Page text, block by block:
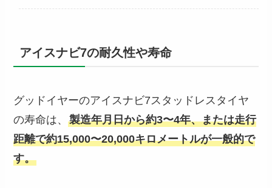
アイスナビ7の耐久性や寿命
グッドイヤーのアイスナビ7スタッドレスタイヤ
の寿命は、製造年月日から約3〜4年、または走行
距離で約15,000〜20,000キロメートルが一般的で
す。